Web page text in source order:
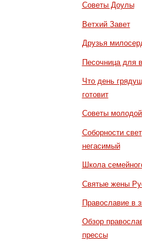
Советы Доулы
Ветхий Завет
Друзья
Песочница для
Что день
готовит
Советы
Соборности свет
негасимый
Школа
Святые жены
Православие в
Обзор
прессы